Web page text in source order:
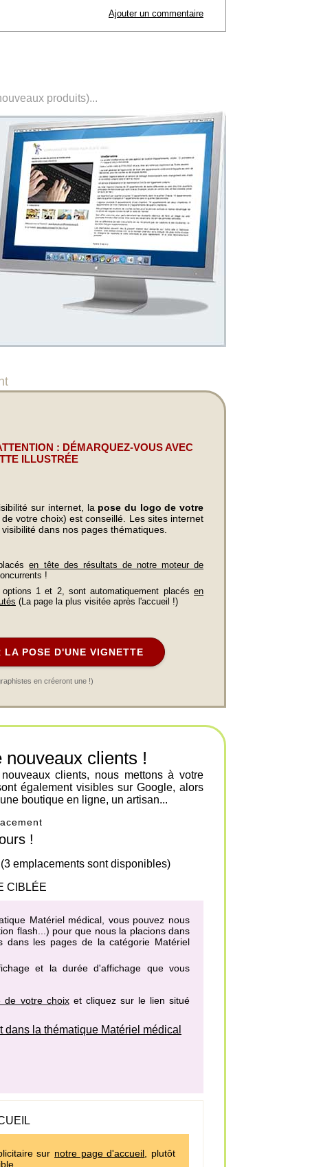
Ajouter un commentaire
produits)...
: DÉMARQUEZ-VOUS AVEC
ILLUSTRÉE
sur internet, la pose du logo de votre
votre choix) est conseillé. Les sites internet
dans nos pages thématiques.
en tête des résultats de notre moteur de
!
1 et 2, sont automatiquement placés en
(La page la plus visitée après l'accueil !)
LA POSE D'UNE VIGNETTE
en créeront une !)
clients !
clients, nous mettons à votre
également visibles sur Google, alors
boutique en ligne, un artisan...
!
emplacements sont disponibles)
CIBLÉE
Matériel médical, vous pouvez nous
flash...) pour que nous la placions dans
dans les pages de la catégorie Matériel
et la durée d'affichage que vous
de votre choixet cliquez sur le lien situé
la thématique Matériel médical
sur notre page d'accueil , plutôt